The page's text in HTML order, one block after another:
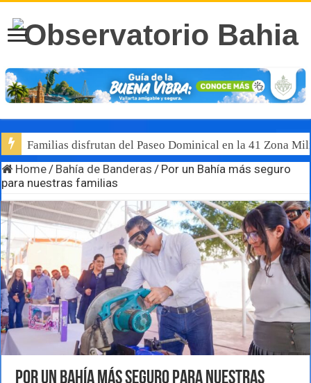
Familias disfrutan del Paseo Dominical en la 41 Zona
Home / Bahía de Banderas / Por un Bahía más seguro
para nuestras familias
Por un Bahía más seguro para nuestras